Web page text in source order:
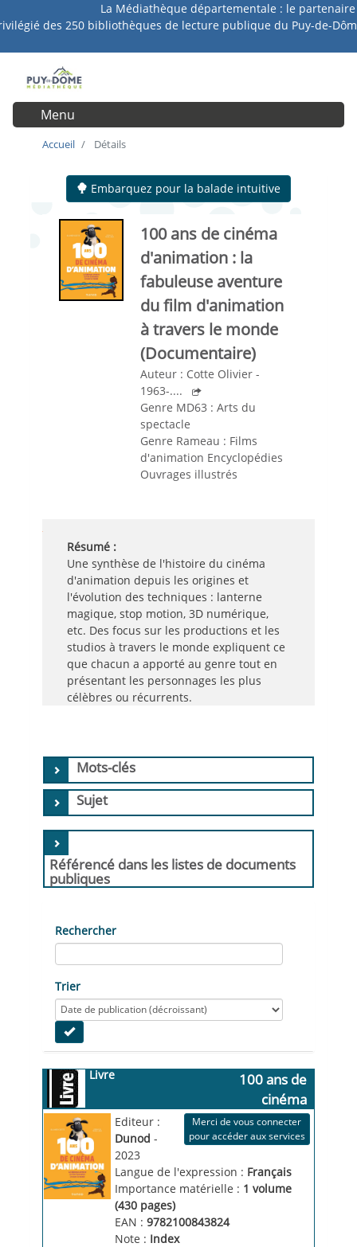
Aller
au
La Médiathèque départementale : le partenaire
des 250 bibliothèques de lecture publique du Puy-de-
User account menu
Menu
Accueil Détails
Embarquez pour la balade intuitive
100 ans de cinéma
d'animation : la
fabuleuse aventure
du film d'animation
à travers le monde
(Documentaire)
Auteur : Cotte Olivier -
1963-....
Genre MD63 : Arts du
spectacle
Genre Rameau : Films
d'animation Encyclopédies
Ouvrages illustrés
Résumé :
Une synthèse de l'histoire du cinéma
d'animation depuis les origines et
l'évolution des techniques : lanterne
magique, stop motion, 3D numérique,
etc. Des focus sur les productions et les
studios à travers le monde expliquent ce
que chacun a apporté au genre tout en
présentant les personnages les plus
célèbres ou récurrents.
Mots-clés
Sujet
Référencé dans les listes de documents
publiques
Rechercher
Trier
Livre
100 ans de
cinéma
d'animation
la fabuleuse
aventure du film
travers le monde
Merci de vous connecter
pour accéder aux services
Editeur :
Dunod-
2023
Langue de l'expression : Français
Importance matérielle : 1 volume
(430 pages)
EAN : 9782100843824
Note : Index